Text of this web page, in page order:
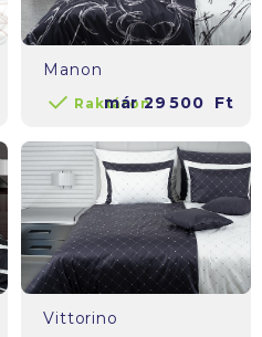
Manon
Raktáron
már29 500 Ft
Vittorino